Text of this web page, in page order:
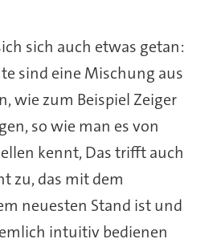
sich auch etwas getan:
sind eine Mischung aus
wie zum Beispiel Zeiger
so wie man es von
kennt, Das trifft auch
zu, das mit dem
neuesten Stand ist und
intuitiv bedienen